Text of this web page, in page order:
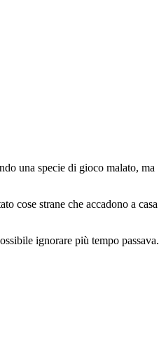
una specie di gioco malato, ma
cose strane che accadono a casa
ignorare più tempo passava.